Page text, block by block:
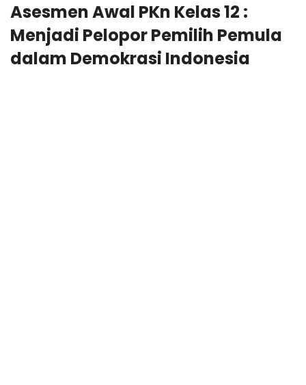
Asesmen Awal PKn Kelas 12 :
Menjadi Pelopor Pemilih Pemula
dalam Demokrasi Indonesia